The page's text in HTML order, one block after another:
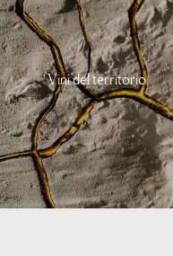
Vini del territorio